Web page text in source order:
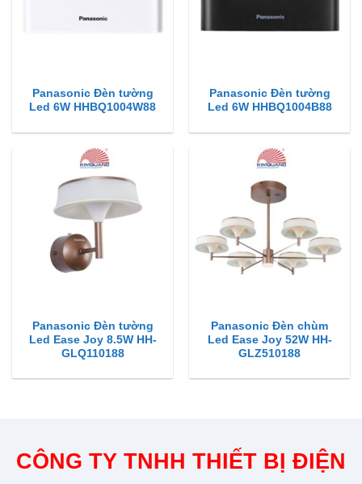
Panasonic Đèn tường
Led 6W HHBQ1004W88
Panasonic Đèn tường
Led 6W HHBQ1004B88
Panasonic Đèn tường
Led Ease Joy 8.5W HH-
GLQ110188
Panasonic Đèn chùm
Led Ease Joy 52W HH-
GLZ510188
CÔNG TY TNHH THIẾT BỊ ĐIỆN